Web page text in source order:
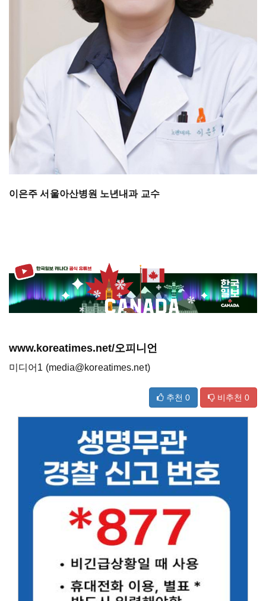
이은주 서울아산병원 노년내과 교수
www.koreatimes.net/오피니언
미디어1 (media@koreatimes.net)
추천 0 비추천 0